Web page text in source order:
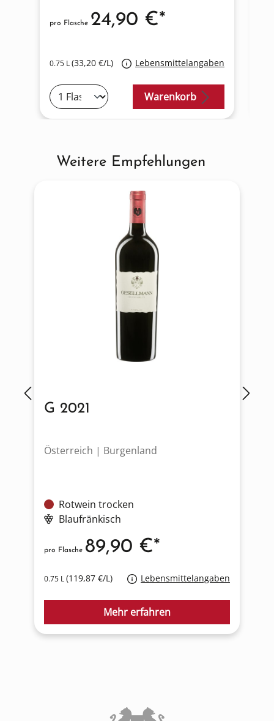
0.75 L(33,20 €/L) Lebensmittelangaben
pro Flasche 24,90 €*
Warenkorb
Produktgalerie überspringen
Weitere Empfehlungen
G 2021
Österreich | Burgenland
Rotwein trocken
Blaufränkisch
0.75 L(119,87 €/L) Lebensmittelangaben
pro Flasche 89,90 €*
Mehr erfahren